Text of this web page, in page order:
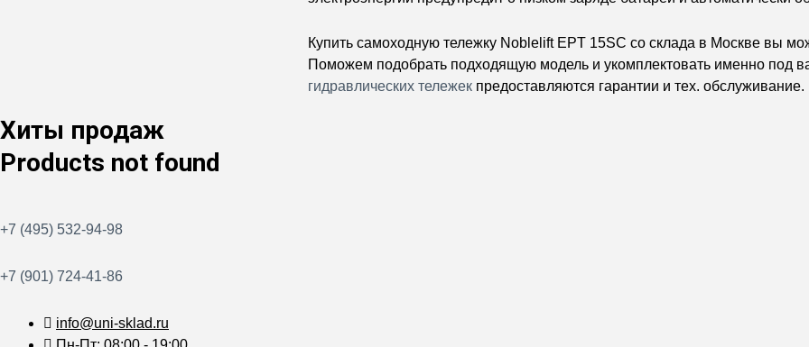
Купить самоходную тележку Noblelift EPT 15SC со склада в Москве вы
Поможем подобрать подходящую модель и укомплектовать именно под
гидравлических тележекпредоставляются гарантии и тех. обслуживание.
Хиты продаж
Products not found
+7 (495) 532-94-98
+7 (901) 724-41-86
info@uni-sklad.ru